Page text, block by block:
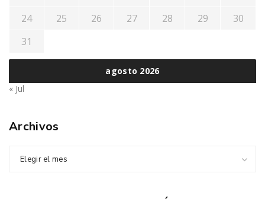
agosto 2026
24
25 26 27 28 29
30
31
« Jul
Archivos
Elegir el mes